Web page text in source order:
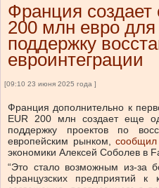
Франция
200 млн евро
поддержку
евроинтеграции
[09:10 23 июня 2025 года ]
Франция дополнительно к
EUR 200 млн создает еще
поддержку проектов по
европейским рынком,сообщил
экономики Алексей Соболев в
“Это стало возможным из-за
французских предприятий к